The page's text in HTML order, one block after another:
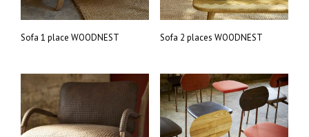
Sofa 1 place WOODNEST Sofa 2 places WOODNEST